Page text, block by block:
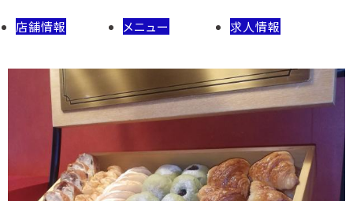
店舗情報 メニュー 求人情報